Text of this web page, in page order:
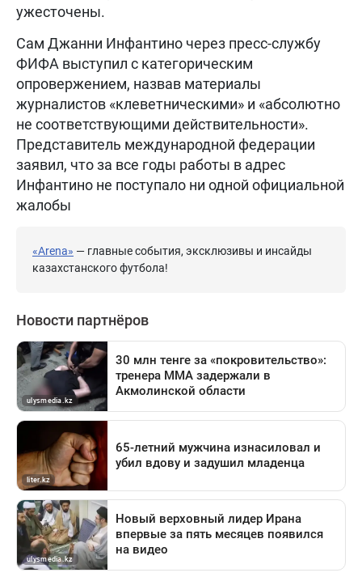
ужесточены.
Сам Джанни Инфантино через пресс-службу
ФИФА выступил с категорическим
опровержением, назвав материалы
журналистов «клеветническими» и «абсолютно
не соответствующими действительности».
Представитель международной федерации
заявил, что за все годы работы в адрес
Инфантино не поступало ни одной официальной
жалобы
«Arena» — главные события, эксклюзивы и инсайды
казахстанского футбола!